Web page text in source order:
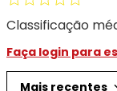
Classificação
Faça login para
Mais recentes